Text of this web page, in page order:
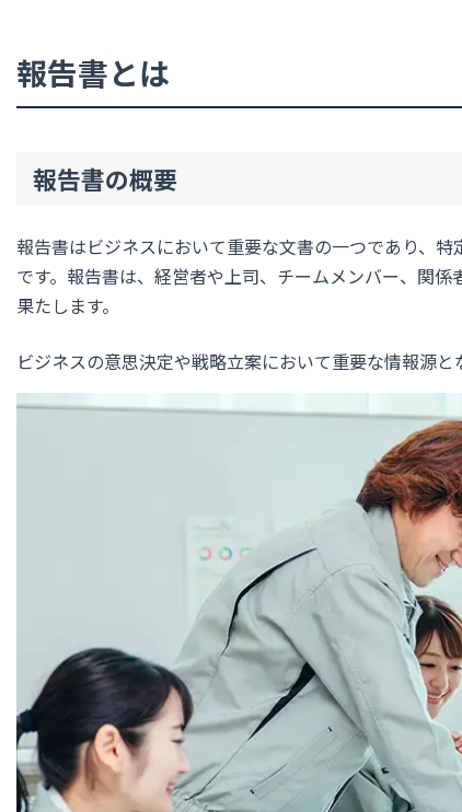
報告書とは
報告書の概要
報告書はビジネスにおいて重要な文書の一つであり、
です。報告書は、経営者や上司、チームメンバー、関
果たします。
ビジネスの意思決定や戦略立案において重要な情報源と